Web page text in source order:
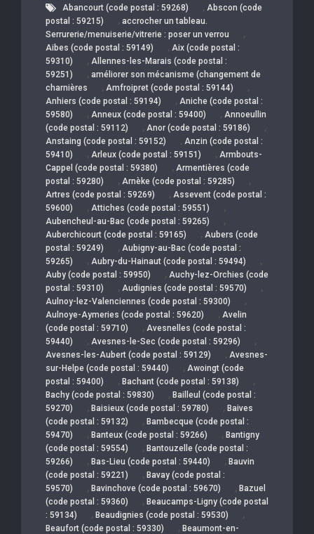
Abancourt (code postal : 59268)
, Abscon (code
postal : 59215)
, accrocher un tableau.
Serrurerie/menuiserie/vitrerie : poser un verrou
,
Aibes (code postal : 59149) , Aix (code postal :
59310)
, Allennes-les-Marais (code postal :
59251)
, améliorer son mécanisme (changement de
charnières
, Amfroipret (code postal : 59144) ,
Anhiers (code postal : 59194) , Aniche (code postal :
59580)
, Anneux (code postal : 59400) , Annoeullin
(code postal : 59112)
, Anor (code postal : 59186) ,
Anstaing (code postal : 59152) , Anzin (code postal :
59410)
, Arleux (code postal : 59151) , Armbouts-
Cappel (code postal : 59380)
, Armentières (code
postal : 59280)
, Arnèke (code postal : 59285) ,
Artres (code postal : 59269) , Assevent (code postal :
59600)
, Attiches (code postal : 59551) ,
Aubencheul-au-Bac (code postal : 59265) ,
Auberchicourt (code postal : 59165) , Aubers (code
postal : 59249)
, Aubigny-au-Bac (code postal :
59265)
, Aubry-du-Hainaut (code postal : 59494) ,
Auby (code postal : 59950) , Auchy-lez-Orchies (code
postal : 59310)
, Audignies (code postal : 59570) ,
Aulnoy-lez-Valenciennes (code postal : 59300) ,
Aulnoye-Aymeries (code postal : 59620) , Avelin
(code postal : 59710)
, Avesnelles (code postal :
59440)
, Avesnes-le-Sec (code postal : 59296) ,
Avesnes-les-Aubert (code postal : 59129) , Avesnes-
sur-Helpe (code postal : 59440)
, Awoingt (code
postal : 59400)
, Bachant (code postal : 59138) ,
Bachy (code postal : 59830) , Bailleul (code postal :
59270)
, Baisieux (code postal : 59780) , Baives
(code postal : 59132)
, Bambecque (code postal :
59470)
, Banteux (code postal : 59266) , Bantigny
(code postal : 59554)
, Bantouzelle (code postal :
59266)
, Bas-Lieu (code postal : 59440) , Bauvin
(code postal : 59221)
, Bavay (code postal :
59570)
, Bavinchove (code postal : 59670) , Bazuel
(code postal : 59360)
, Beaucamps-Ligny (code postal
: 59134)
, Beaudignies (code postal : 59530) ,
Beaufort (code postal : 59330) , Beaumont-en-